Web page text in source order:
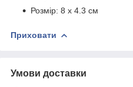
Розмір: 8 х 4.3 см
Приховати
Умови доставки